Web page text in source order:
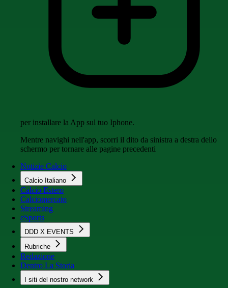
per installare la App sul tuo Iphone.
Mentre navighi nell'app, scorri il dito da sinistra a destra dello
schermo per tornare alle pagine precedenti
Notizie Calcio
Calcio Italiano
Calcio Estero
Calciomercato
Streaming
eSports
DDD X EVENTS
Rubriche
Redazione
Dentro La Storia
I siti del nostro network